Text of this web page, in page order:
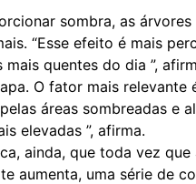
sombra, as
“Esse efeito é mais
mais quentes do dia ”,
O fator mais relevante
áreas sombreadas e
elevadas ”, afirma.
ainda, que toda vez
aumenta, uma série de